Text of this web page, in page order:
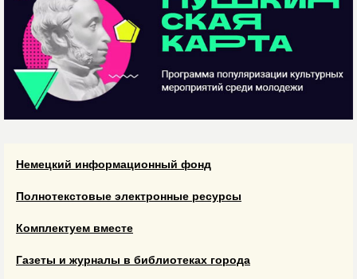
Немецкий информационный фонд
Полнотекстовые электронные ресурсы
Комплектуем вместе
Газеты и журналы в библиотеках города